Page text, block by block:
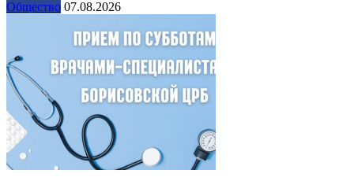
Общество 07.08.2026